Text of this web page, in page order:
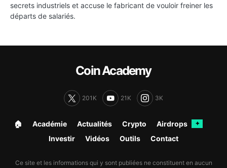
secrets industriels et accuse le fabricant de vouloir freiner les
départs de salariés.
Coin Academy
201K 21K 3K
🏠︎ Académie Actualités Crypto Airdrops ✦
Investir Vidéos Outils Contact
Ce site et les informations qui y sont publiées ne constituent en aucun